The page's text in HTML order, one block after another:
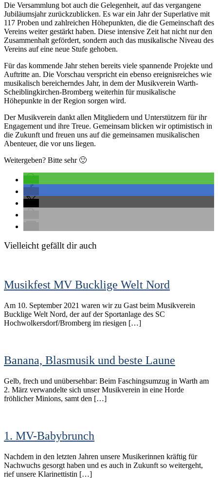
Die Versammlung bot auch die Gelegenheit, auf das vergangene
Jubiläumsjahr zurückzublicken. Es war ein Jahr der Superlative mit
117 Proben und zahlreichen Höhepunkten, die die Gemeinschaft des
Vereins weiter gestärkt haben. Diese intensive Zeit hat nicht nur den
Zusammenhalt gefördert, sondern auch das musikalische Niveau des
Vereins auf eine neue Stufe gehoben.
Für das kommende Jahr stehen bereits viele spannende Projekte und
Auftritte an. Die Vorschau verspricht ein ebenso ereignisreiches wie
musikalisch bereicherndes Jahr, in dem der Musikverein Warth-
Scheiblingkirchen-Bromberg weiterhin für musikalische
Höhepunkte in der Region sorgen wird.
Der Musikverein dankt allen Mitgliedern und Unterstützern für ihr
Engagement und ihre Treue. Gemeinsam blicken wir optimistisch in
die Zukunft und freuen uns auf die gemeinsamen musikalischen
Abenteuer, die vor uns liegen.
Weitergeben? Bitte sehr 🙂
Vielleicht gefällt dir auch
Musikfest MV Bucklige Welt Nord
Am 10. September 2021 waren wir zu Gast beim Musikverein
Bucklige Welt Nord, der auf der Sportanlage des SC
Hochwolkersdorf/Bromberg im riesigen […]
Banana, Blasmusik und beste Laune
Gelb, frech und unübersehbar: Beim Faschingsumzug in Warth am
2. März verwandelte sich unser Musikverein in eine Horde
fröhlicher Minions, samt den […]
1. MV-Babybrunch
Nachdem in den letzten Jahren unsere Musikerinnen kräftig für
Nachwuchs gesorgt haben und es auch in Zukunft so weitergeht,
rief unsere Klarinettistin […]